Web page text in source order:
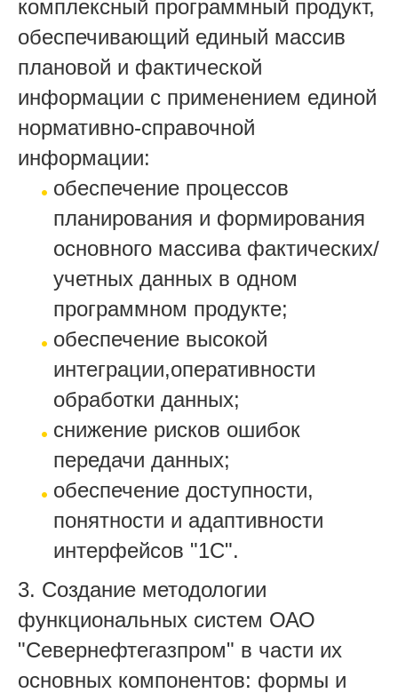
комплексный программный продукт,
обеспечивающий единый массив
плановой и фактической
информации с применением единой
нормативно-справочной
информации:
обеспечение процессов
планирования и формирования
основного массива фактических/
учетных данных в одном
программном продукте;
обеспечение высокой
интеграции,оперативности
обработки данных;
снижение рисков ошибок
передачи данных;
обеспечение доступности,
понятности и адаптивности
интерфейсов "1С".
3. Создание методологии
функциональных систем ОАО
"Севернефтегазпром" в части их
основных компонентов: формы и